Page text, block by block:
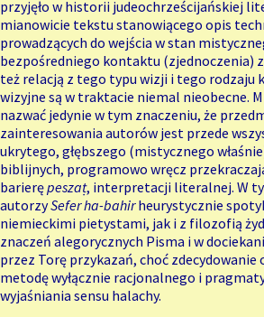
przyjęło w historii judeochrześcijańskiej
mianowicie tekstu stanowiącego opis
prowadzących do wejścia w stan
bezpośredniego kontaktu (zjednoczenia)
też relacją z tego typu wizji i tego rodzaju
wizyjne są w traktacie niemal nieobecne.
nazwać jedynie w tym znaczeniu, że
zainteresowania autorów jest przede
ukrytego, głębszego (mistycznego
biblijnych, programowo wręcz
barierępeszaṭ, interpretacji literalnej. W
autorzySefer ha-bahirheurystycznie
niemieckimi pietystami, jak i z filozofią
znaczeń alegorycznych Pisma i w
przez Torę przykazań, choć zdecydowanie
metodę wyłącznie racjonalnego i
wyjaśniania sensu halachy.